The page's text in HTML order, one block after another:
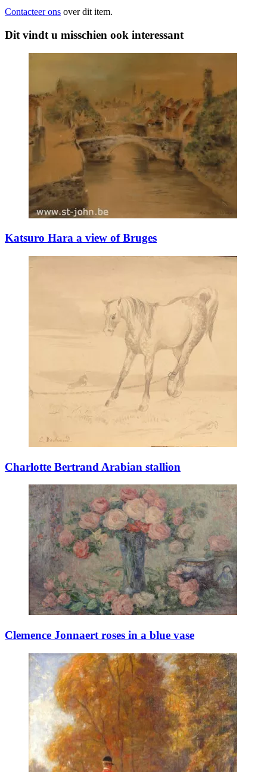
Contacteer ons over dit item.
Dit vindt u misschien ook interessant
Katsuro Hara a view of Bruges
Charlotte Bertrand Arabian stallion
Clemence Jonnaert roses in a blue vase